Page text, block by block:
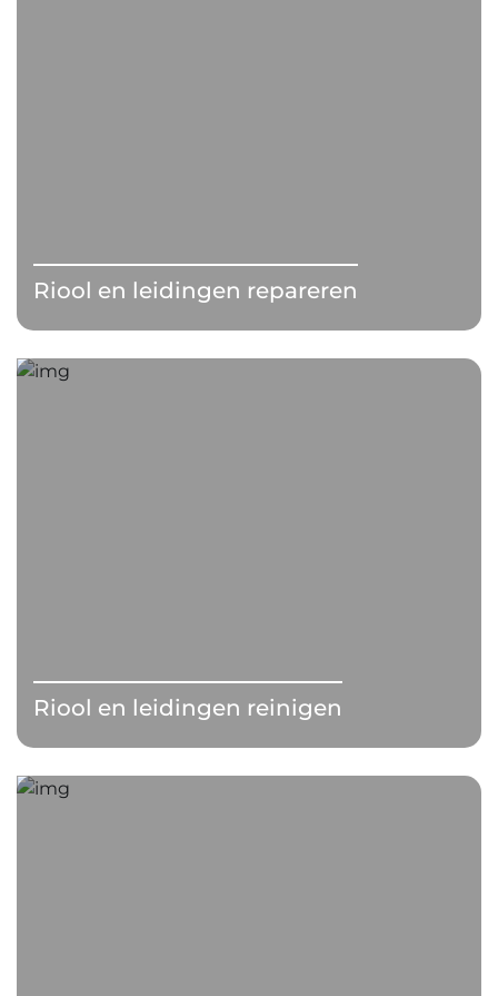
Riool en leidingen repareren
Riool en leidingen reinigen